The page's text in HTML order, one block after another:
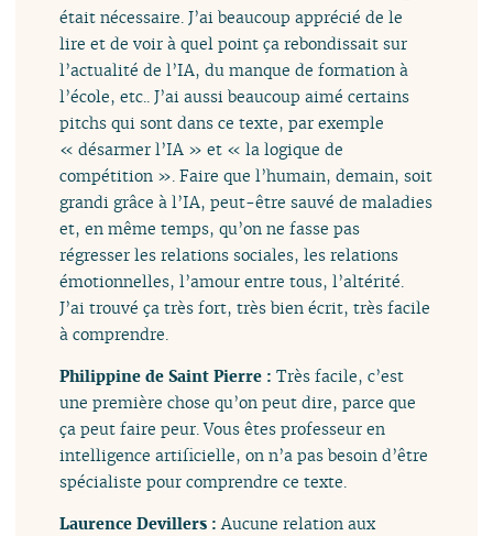
était nécessaire. J’ai beaucoup apprécié de le
lire et de voir à quel point ça rebondissait sur
l’actualité de l’IA, du manque de formation à
l’école, etc.. J’ai aussi beaucoup aimé certains
pitchs qui sont dans ce texte, par exemple
« désarmer l’IA » et « la logique de
compétition ». Faire que l’humain, demain, soit
grandi grâce à l’IA, peut-être sauvé de maladies
et, en même temps, qu’on ne fasse pas
régresser les relations sociales, les relations
émotionnelles, l’amour entre tous, l’altérité.
J’ai trouvé ça très fort, très bien écrit, très facile
à comprendre.
Philippine de Saint Pierre :Très facile, c’est
une première chose qu’on peut dire, parce que
ça peut faire peur. Vous êtes professeur en
intelligence artificielle, on n’a pas besoin d’être
spécialiste pour comprendre ce texte.
Laurence Devillers :Aucune relation aux